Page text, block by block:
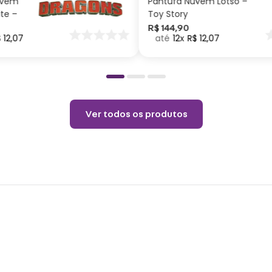
–
12,07
Toy Story
R$ 144,90
12 R$ 12,07
Ver todos os produtos